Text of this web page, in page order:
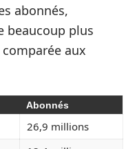
abonnés,
beaucoup plus
aux
Abonnés
26,9 millions